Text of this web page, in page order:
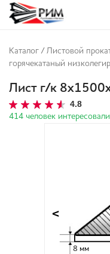
Каталог / Листовой
горячекатаный
Лист г/к
4.8
414 человек
8 мм
<